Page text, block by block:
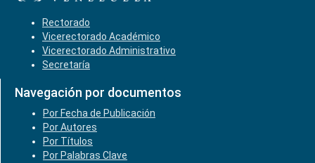
Rectorado
Vicerectorado Académico
Vicerectorado Administrativo
Secretaría
Navegación por documentos
Por Fecha de Publicación
Por Autores
Por Títulos
Por Palabras Clave